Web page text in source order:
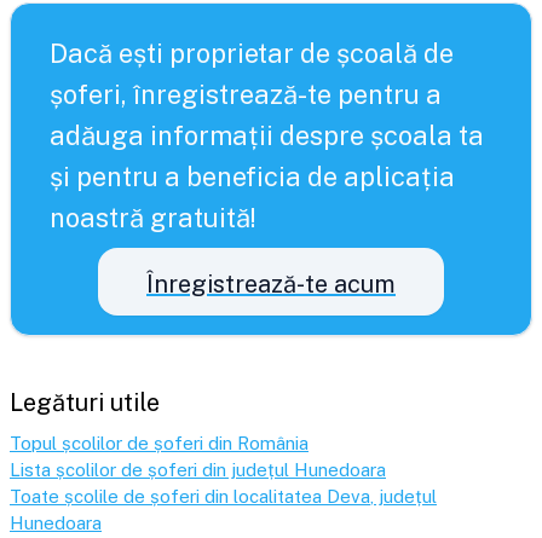
Dacă ești proprietar de școală de
șoferi, înregistrează-te pentru a
adăuga informații despre școala ta
și pentru a beneficia de aplicația
noastră gratuită!
Înregistrează-te acum
Legături utile
Topul școlilor de șoferi din România
Lista școlilor de șoferi din județul Hunedoara
Toate școlile de șoferi din localitatea Deva , județul
Hunedoara